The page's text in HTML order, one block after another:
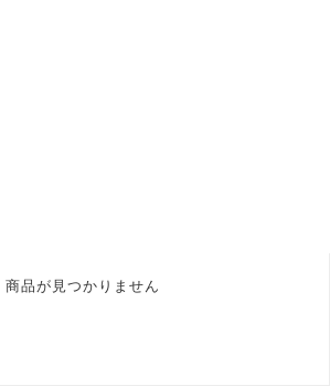
商品が見つかりません